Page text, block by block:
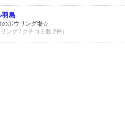
羽島
のボウリング場☆
ング / クチコミ数 2件）